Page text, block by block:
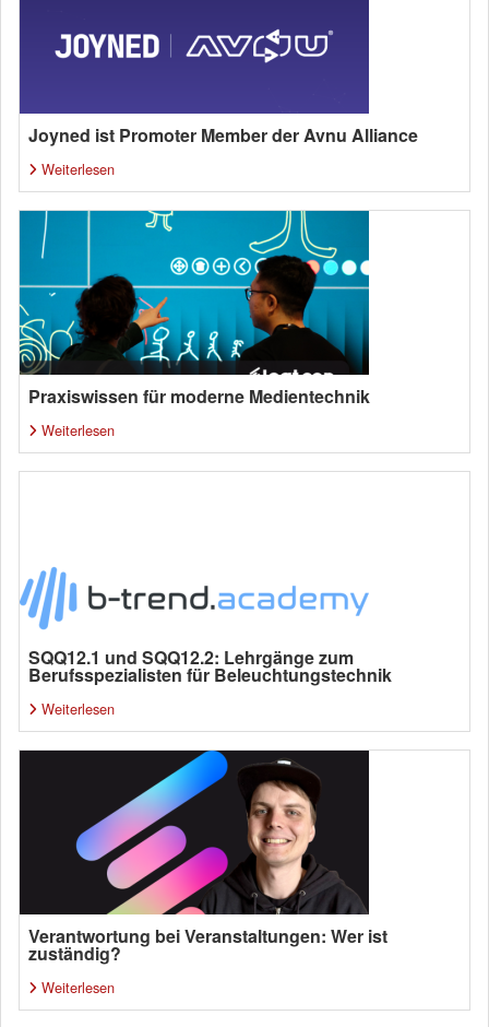
Joyned ist Promoter Member der Avnu Alliance
Weiterlesen
Praxiswissen für moderne Medientechnik
Weiterlesen
SQQ12.1 und SQQ12.2: Lehrgänge zum
Berufsspezialisten für Beleuchtungstechnik
Weiterlesen
Verantwortung bei Veranstaltungen: Wer ist
zuständig?
Weiterlesen